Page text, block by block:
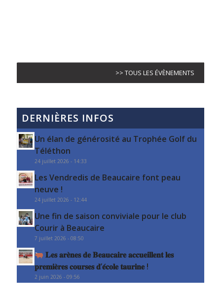
>> TOUS LES ÉVÈNEMENTS
DERNIÈRES INFOS
Un élan de générosité au Trophée Golf du
Téléthon
24 juillet 2026 - 14:33
Les Vendredis de Beaucaire font peau
neuve !
24 juillet 2026 - 12:44
Une fin de saison conviviale pour le club
Courir à Beaucaire
7 juillet 2026 - 08:50
𝐋𝐞𝐬 𝐚𝐫𝐞̀𝐧𝐞𝐬 𝐝𝐞 𝐁𝐞𝐚𝐮𝐜𝐚𝐢𝐫𝐞 𝐚𝐜𝐜𝐮𝐞𝐢𝐥𝐥𝐞𝐧𝐭 𝐥𝐞𝐬
𝐩𝐫𝐞𝐦𝐢𝐞̀𝐫𝐞𝐬 𝐜𝐨𝐮𝐫𝐬𝐞𝐬 𝐝’𝐞́𝐜𝐨𝐥𝐞 𝐭𝐚𝐮𝐫𝐢𝐧𝐞 !
2 juin 2026 - 09:56